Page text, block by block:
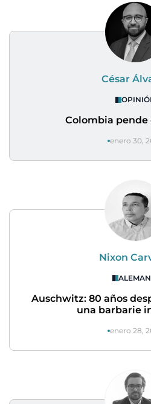
César
Colombia
enero 30,
Nixon
Auschwitz: 80 años
una barbarie
enero 28,